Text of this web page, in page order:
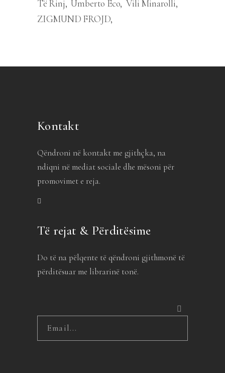
Të Rinj Umberto Eco Vili Minarolli
ZIGMUND FROJD
Kontakt
Qëndroni në kontakt me gjithçka, na
ndiqni në mediat sociale dhe mësoni për
promovimet e reja.
Të rejat & Përditësime
Do të na pëlqente të qëndroni gjithmonë të
përditësuar me librarinë tonë.